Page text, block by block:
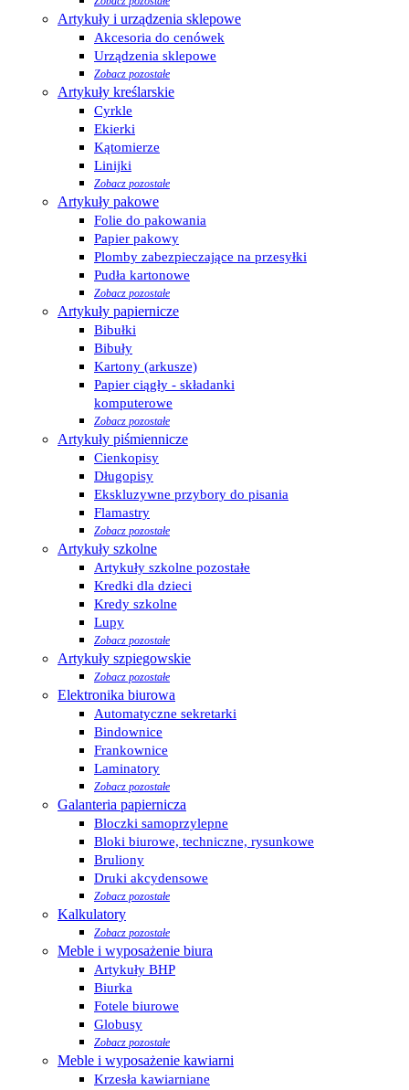
Artykuły i urządzenia sklepowe
Akcesoria do cenówek
Urządzenia sklepowe
Zobacz pozostałe
Artykuły kreślarskie
Cyrkle
Ekierki
Kątomierze
Linijki
Zobacz pozostałe
Artykuły pakowe
Folie do pakowania
Papier pakowy
Plomby zabezpieczające na przesyłki
Pudła kartonowe
Zobacz pozostałe
Artykuły papiernicze
Bibułki
Bibuły
Kartony (arkusze)
Papier ciągły - składanki
komputerowe
Zobacz pozostałe
Artykuły piśmiennicze
Cienkopisy
Długopisy
Ekskluzywne przybory do pisania
Flamastry
Zobacz pozostałe
Artykuły szkolne
Artykuły szkolne pozostałe
Kredki dla dzieci
Kredy szkolne
Lupy
Zobacz pozostałe
Artykuły szpiegowskie
Zobacz pozostałe
Elektronika biurowa
Automatyczne sekretarki
Bindownice
Frankownice
Laminatory
Zobacz pozostałe
Galanteria papiernicza
Bloczki samoprzylepne
Bloki biurowe, techniczne, rysunkowe
Bruliony
Druki akcydensowe
Zobacz pozostałe
Kalkulatory
Zobacz pozostałe
Meble i wyposażenie biura
Artykuły BHP
Biurka
Fotele biurowe
Globusy
Zobacz pozostałe
Meble i wyposażenie kawiarni
Krzesła kawiarniane